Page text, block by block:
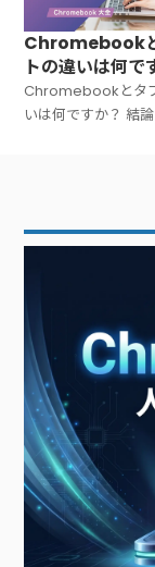
Chromebook
トの違いは何で
Chromebookとタ
いは何ですか？ 結
トは「タッチ操作
バイス」です。文